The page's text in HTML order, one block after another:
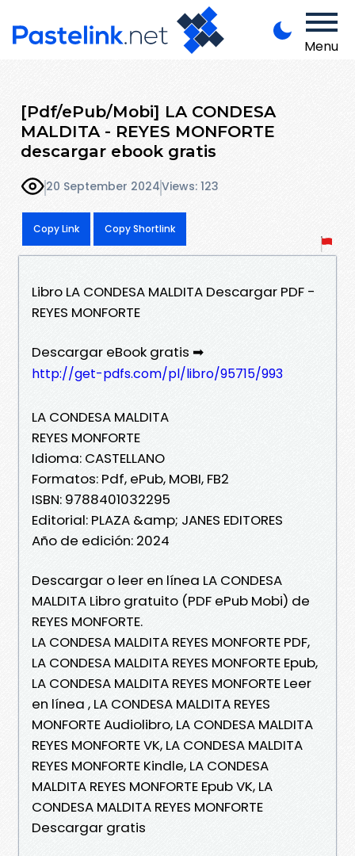
Menu
[Pdf/ePub/Mobi] LA CONDESA
MALDITA - REYES MONFORTE
descargar ebook gratis
20 September 2024Views: 123
Copy Link Copy Shortlink
Libro LA CONDESA MALDITA Descargar PDF -
REYES MONFORTE
Descargar eBook gratis ➡
http://get-pdfs.com/pl/libro/95715/993
LA CONDESA MALDITA
REYES MONFORTE
Idioma: CASTELLANO
Formatos: Pdf, ePub, MOBI, FB2
ISBN: 9788401032295
Editorial: PLAZA &amp; JANES EDITORES
Año de edición: 2024
Descargar o leer en línea LA CONDESA
MALDITA Libro gratuito (PDF ePub Mobi) de
REYES MONFORTE.
LA CONDESA MALDITA REYES MONFORTE PDF,
LA CONDESA MALDITA REYES MONFORTE Epub,
LA CONDESA MALDITA REYES MONFORTE Leer
en línea , LA CONDESA MALDITA REYES
MONFORTE Audiolibro, LA CONDESA MALDITA
REYES MONFORTE VK, LA CONDESA MALDITA
REYES MONFORTE Kindle, LA CONDESA
MALDITA REYES MONFORTE Epub VK, LA
CONDESA MALDITA REYES MONFORTE
Descargar gratis